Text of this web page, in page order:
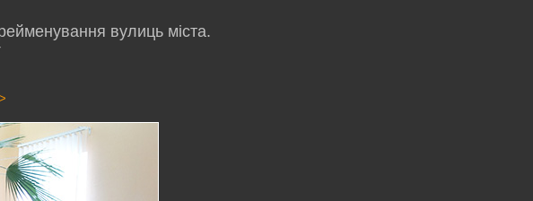
вулиць міста.